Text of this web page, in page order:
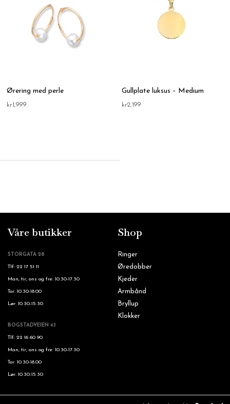
Ørering med perle
kr1,999
Gullplate luksus – Medium
kr2,199
Våre butikker
STORGATA 28
Tlf: 22 17 51 11
Man, tir, ons og fre: 10.30-17.30
Tor: 10.30-18.00
Lør: 10.30-15.30
BOGSTADVEIEN 43
Tlf: 22 16 60 90
Man, tir, ons og fre: 10.30-17.30
Tor: 10.30-18.00
Lør: 10.30-15.30
Shop
Ringer
Øredobber
Kjeder
Armbånd
Bryllup
Klokker